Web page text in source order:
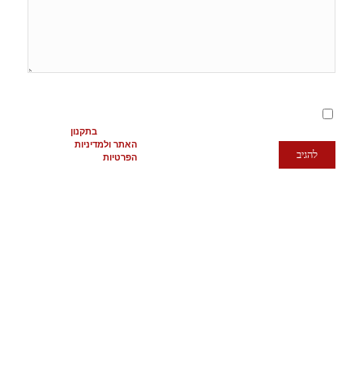
בתקנון
האתר ולמדיניות
הפרטיות